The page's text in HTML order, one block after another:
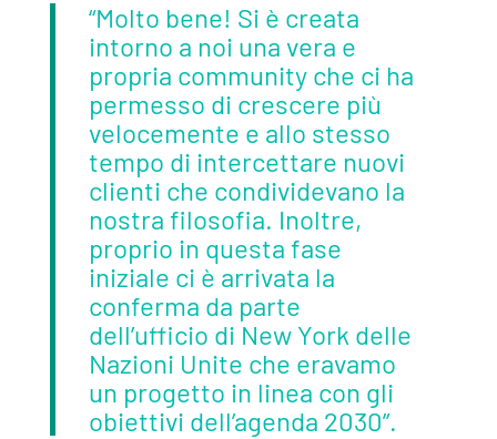
“Molto bene! Si è creata
intorno a noi una vera e
propria community che ci ha
permesso di crescere più
velocemente e allo stesso
tempo di intercettare nuovi
clienti che condividevano la
nostra filosofia. Inoltre,
proprio in questa fase
iniziale ci è arrivata la
conferma da parte
dell’ufficio di New York delle
Nazioni Unite che eravamo
un progetto in linea con gli
obiettivi dell’agenda 2030”.